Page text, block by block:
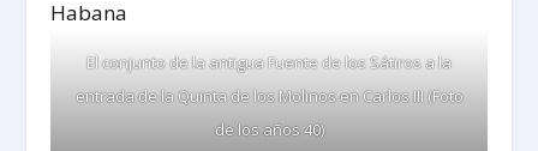
El conjunto de la antigua Fuente de los Sátiros a la
entrada de la Quinta de los Molinos en Carlos III (Foto
de los años 40)